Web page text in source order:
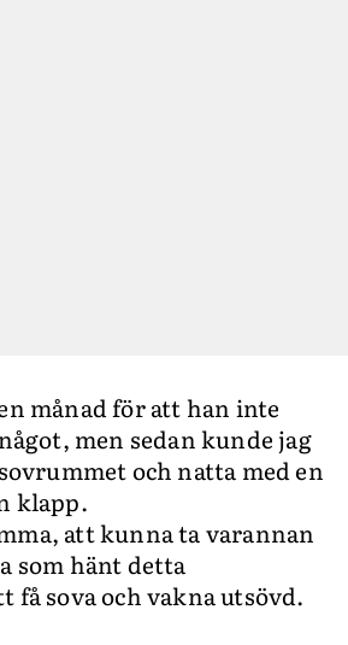
månad för att han inte
men sedan kunde jag
och natta med en
klapp.
att kunna ta varannan
som hänt detta
få sova och vakna utsövd.